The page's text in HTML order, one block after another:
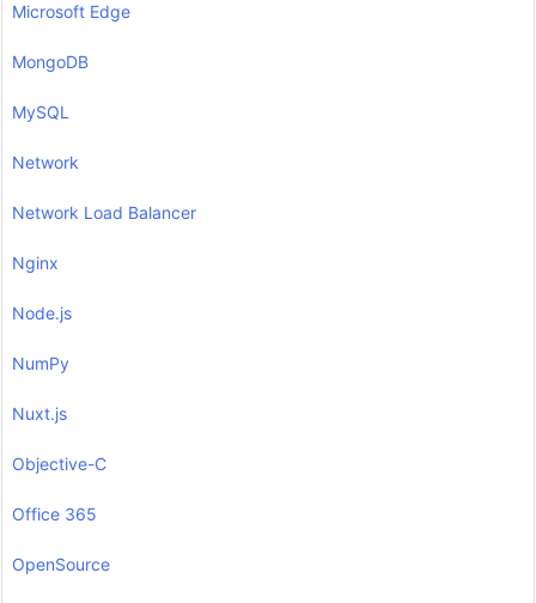
Microsoft Edge
MongoDB
MySQL
Network
Network Load Balancer
Nginx
Node.js
NumPy
Nuxt.js
Objective-C
Office 365
OpenSource